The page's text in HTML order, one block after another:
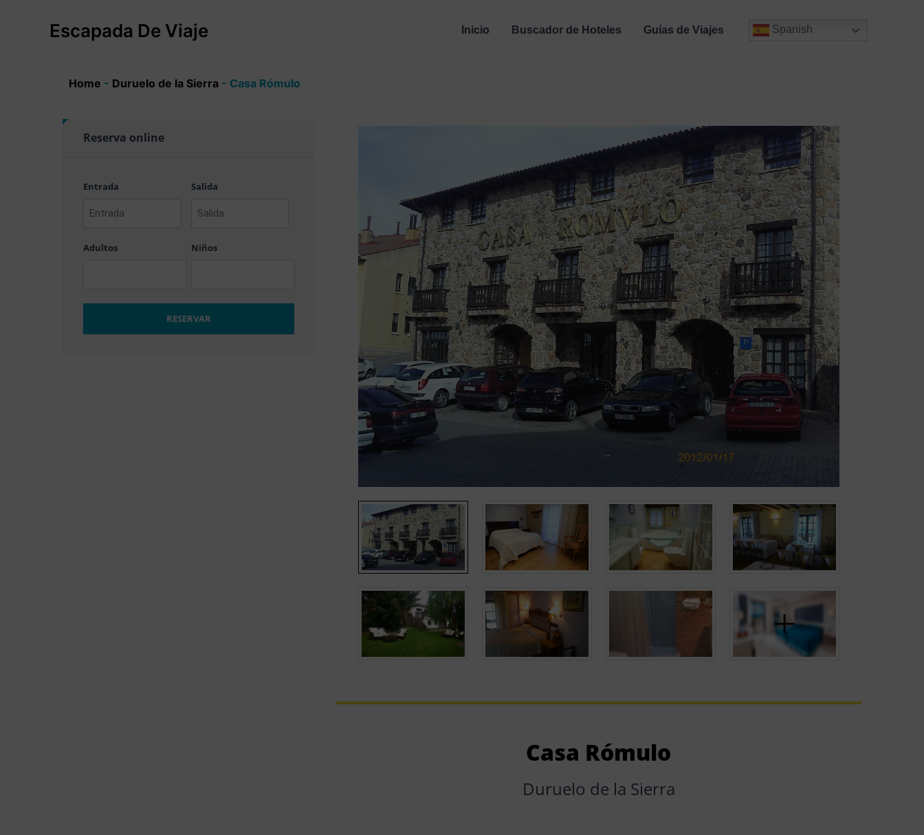
Escapada De Viaje Inicio Buscador de Hoteles Guías de Viajes Spanish
Home - Duruelo de la Sierra - Casa Rómulo
Reserva online
Entrada Salida
Adultos Niños
RESERVAR
Casa Rómulo
Duruelo de la Sierra